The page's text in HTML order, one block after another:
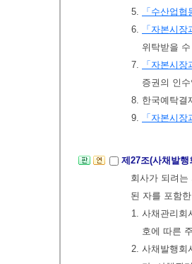
5.
「수산업
6.
「자본시
위탁받을
7.
「자본시
증권의 인
8. 한국예탁결
9.
「자본시
제27조(사채발
회사가 되려
된 자를 포함
1. 사채관리회
호에 따른
2. 사채발행회